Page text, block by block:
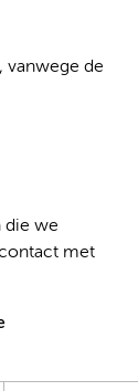
vanwege de
die we
met